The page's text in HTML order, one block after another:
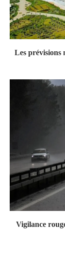
Les prévisions
Vigilance